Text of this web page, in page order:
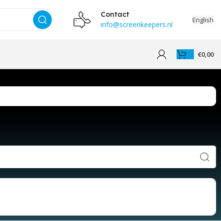
Contact
info@screenkeepers.nl English
€0,00